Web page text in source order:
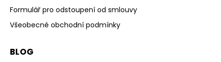
Formulář pro odstoupení od smlouvy
Všeobecné obchodní podmínky
BLOG